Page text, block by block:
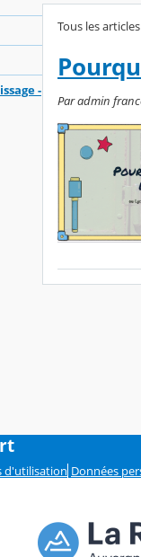
-
Tous les
Par admin
d'utilisation Données